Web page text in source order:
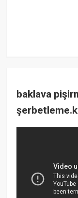
baklava